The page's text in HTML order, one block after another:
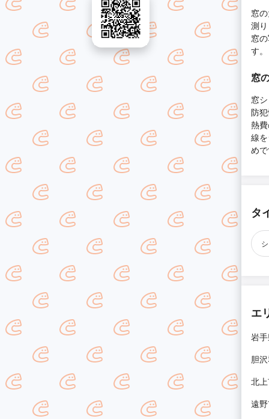
窓
測
窓
す。
窓
窓
防
熱
線
め
タ
エ
岩
胆
北
遠